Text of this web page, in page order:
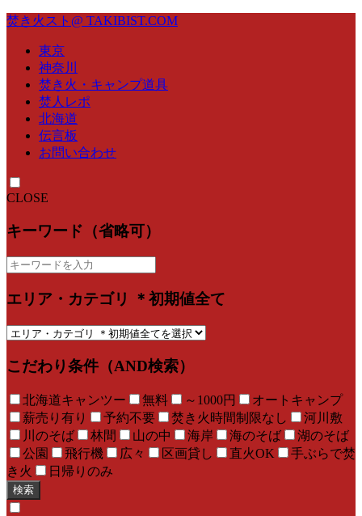
焚き火スト@ TAKIBIST.COM
東京
神奈川
焚き火・キャンプ道具
焚人レポ
北海道
伝言板
お問い合わせ
CLOSE
キーワード（省略可）
エリア・カテゴリ ＊初期値全て
こだわり条件（AND検索）
北海道キャンツー 無料 ～1000円
オートキャンプ
薪売り有り
予約不要 焚き火時間制限なし
河川敷
川のそば
林間 山の中 海岸 海のそば
湖のそば
公園
飛行機 広々 区画貸し 直火OK
手ぶらで焚
き火
日帰りのみ
検索